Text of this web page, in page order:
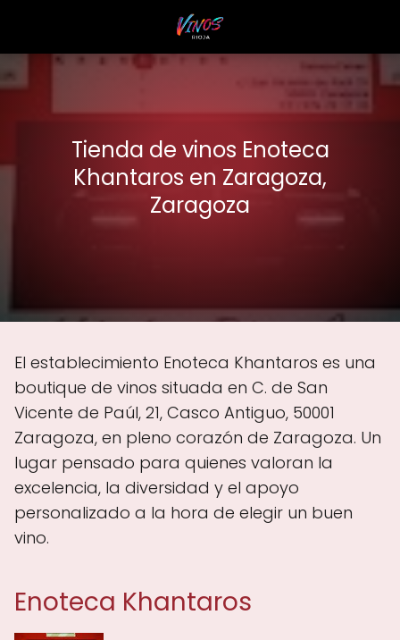
Tienda de vinos Enoteca
Khantaros en Zaragoza,
Zaragoza
El establecimiento Enoteca Khantaros es una
boutique de vinos situada en C. de San
Vicente de Paúl, 21, Casco Antiguo, 50001
Zaragoza, en pleno corazón de Zaragoza. Un
lugar pensado para quienes valoran la
excelencia, la diversidad y el apoyo
personalizado a la hora de elegir un buen
vino.
Enoteca Khantaros